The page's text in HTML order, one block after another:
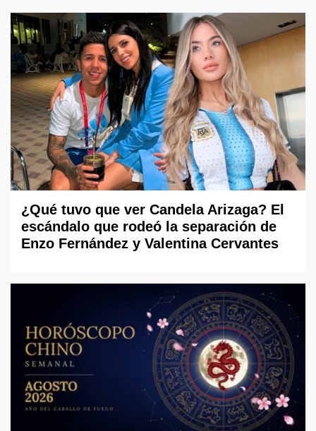
¿Qué tuvo que ver Candela Arizaga? El
escándalo que rodeó la separación de
Enzo Fernández y Valentina Cervantes